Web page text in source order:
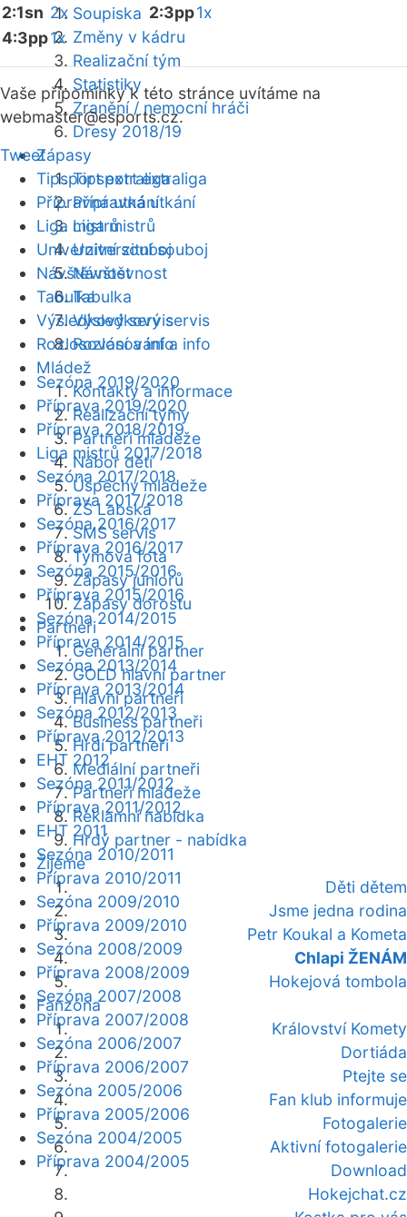
Soupiska
Změny v kádru
Realizační tým
Statistiky
Zranění / nemocní hráči
Dresy 2018/19
Zápasy
Tipsport extraliga
Přípravná utkání
Liga mistrů
Univerzitní souboj
Návštěvnost
Tabulka
Výsledkový servis
Rozlosování a info
Mládež
Kontakty a informace
Realizační týmy
Partneři mládeže
Nábor dětí
Úspěchy mládeže
ZŠ Labská
SMS servis
Týmová fota
Zápasy juniorů
Zápasy dorostu
Partneři
Generální partner
GOLD hlavní partner
Hlavní partneři
Business partneři
Hrdí partneři
Mediální partneři
Partneři mládeže
Reklamní nabídka
Hrdý partner - nabídka
Žijeme
Děti dětem
Jsme jedna rodina
Petr Koukal a Kometa
Chlapi ŽENÁM
Hokejová tombola
Fanzóna
Království Komety
Dortiáda
Ptejte se
Fan klub informuje
Fotogalerie
Aktivní fotogalerie
Download
Hokejchat.cz
2:1sn 2x
4:3pp1x
2:3pp1x
Vaše připomínky k této stránce uvítáme na
webmaster@esports.cz.
Tweet
Tipsport extraliga
Přípravná utkání
Liga mistrů
Univerzitní souboj
Návštěvnost
Tabulka
Výsledkový servis
Rozlosování a info
Sezóna 2019/2020
Příprava 2019/2020
Příprava 2018/2019
Liga mistrů 2017/2018
Sezóna 2017/2018
Příprava 2017/2018
Sezóna 2016/2017
Příprava 2016/2017
Sezóna 2015/2016
Příprava 2015/2016
Sezóna 2014/2015
Příprava 2014/2015
Sezóna 2013/2014
Příprava 2013/2014
Sezóna 2012/2013
Příprava 2012/2013
EHT 2012
Sezóna 2011/2012
Příprava 2011/2012
EHT 2011
Sezóna 2010/2011
Příprava 2010/2011
Sezóna 2009/2010
Příprava 2009/2010
Sezóna 2008/2009
Příprava 2008/2009
Sezóna 2007/2008
Příprava 2007/2008
Sezóna 2006/2007
Příprava 2006/2007
Sezóna 2005/2006
Příprava 2005/2006
Sezóna 2004/2005
Příprava 2004/2005